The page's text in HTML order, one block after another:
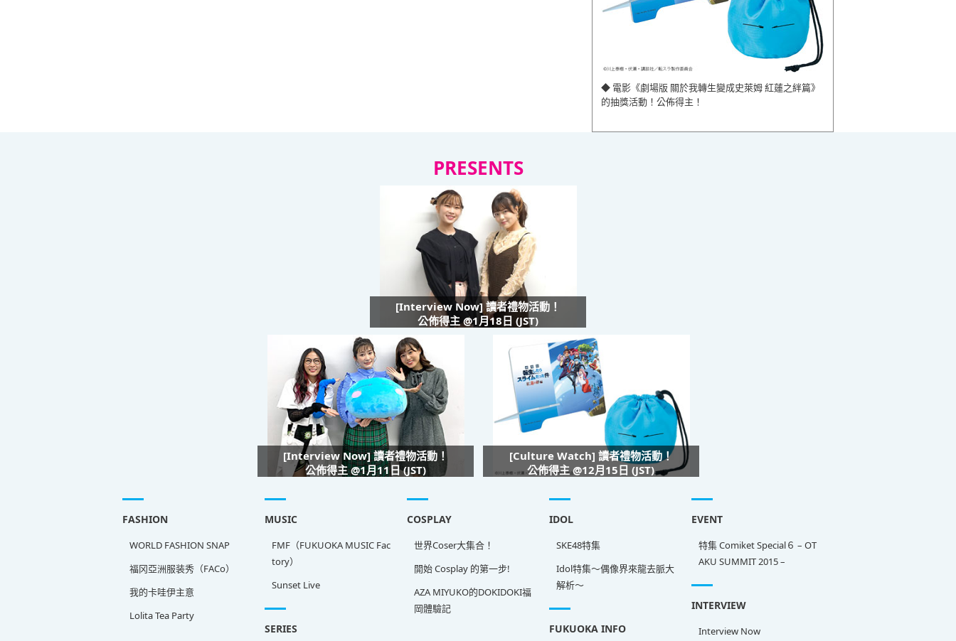
◆ 電影《劇場版 關於我轉生變成史萊姆 紅蓮之絆篇》
的抽獎活動！公佈得主！
PRESENTS
[Interview Now] 讀者禮物活動！
公佈得主 @1月18日 (JST)
[Interview Now] 讀者禮物活動！
公佈得主 @1月11日 (JST)
[Culture Watch] 讀者禮物活動！
公佈得主 @12月15日 (JST)
FASHION
WORLD FASHION SNAP
福冈亞洲服装秀（FACo）
我的卡哇伊主意
Lolita Tea Party
MUSIC
FMF（FUKUOKA MUSIC Fac
tory）
Sunset Live
COSPLAY
世界Coser大集合！
開始 Cosplay 的第一步!
AZA MIYUKO的DOKIDOKI福
岡體驗記
IDOL
SKE48特集
Idol特集～偶像界來龍去脈大
解析～
EVENT
特集 Comiket Special６ – OT
AKU SUMMIT 2015 –
INTERVIEW
Interview Now
SERIES FUKUOKA INFO